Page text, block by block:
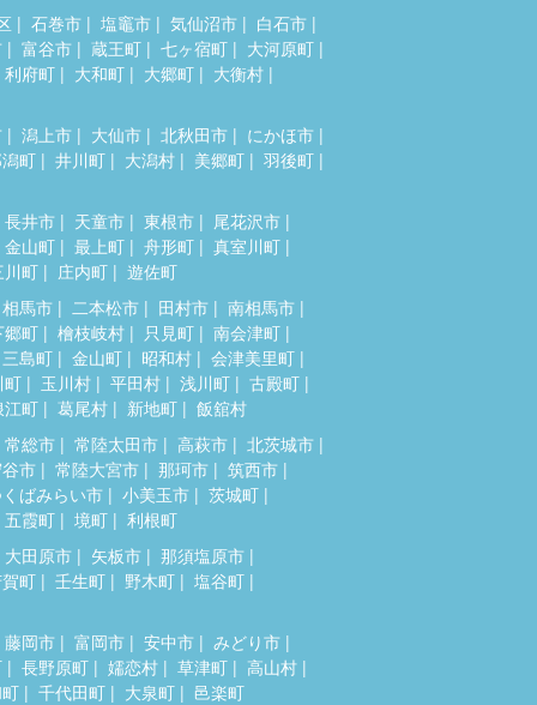
石巻市 塩竈市 気仙沼市
白石市
富谷市 蔵王町 七ヶ宿町
大河原町
利府町
大和町 大郷町 大衡村
潟上市 大仙市 北秋田市
にかほ市
町
井川町 大潟村 美郷町 羽後町
長井市 天童市 東根市
尾花沢市
金山町
最上町 舟形町
真室川町
川町
庄内町
遊佐町
相馬市
二本松市 田村市
南相馬市
郷町
檜枝岐村 只見町
南会津町
三島町
金山町 昭和村
会津美里町
町
玉川村 平田村 浅川町
古殿町
江町
葛尾村 新地町
飯舘村
常総市
常陸太田市 高萩市
北茨城市
市
常陸大宮市 那珂市
筑西市
ばみらい市
小美玉市
茨城町
五霞町
境町
利根町
大田原市
矢板市
那須塩原市
町
壬生町 野木町 塩谷町
藤岡市 富岡市 安中市
みどり市
長野原町 嬬恋村 草津町
高山村
千代田町 大泉町
邑楽町